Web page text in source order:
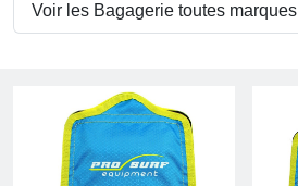
Voir les Bagagerie toutes marques